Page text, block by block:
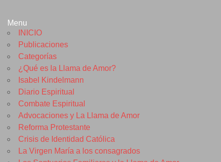
Menu
INICIO
Publicaciones
Categorías
¿Qué es la Llama de Amor?
Isabel Kindelmann
Diario Espiritual
Combate Espiritual
Advocaciones y La Llama de Amor
Reforma Protestante
Crisis de Identidad Católica
La Virgen María a los consagrados